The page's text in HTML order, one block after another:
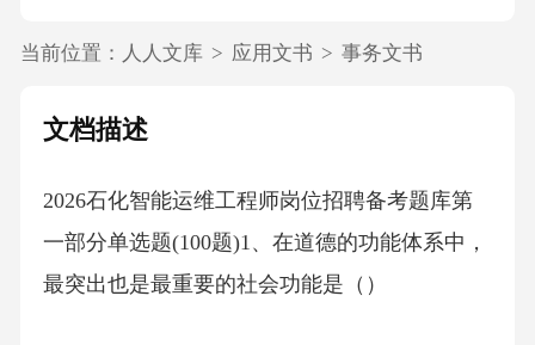
当前位置： 人人文库 > 应用文书 > 事务文书
文档描述
2026石化智能运维工程师岗位招聘备考题库第
一部分单选题(100题)1、在道德的功能体系中，
最突出也是最重要的社会功能是（）